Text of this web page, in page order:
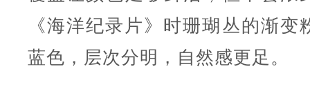
《海洋纪录片》时珊瑚丛的渐变
蓝色，层次分明，自然感更足。